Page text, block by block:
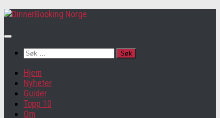
Søk
Hjem
Nyheter
Guider
Topp 10
Om